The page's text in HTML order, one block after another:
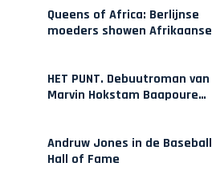
Queens of Africa: Berlijnse
moeders showen Afrikaanse
HET PUNT. Debuutroman van
Marvin Hokstam Baapoure
Andruw Jones in de Baseball
Hall of Fame